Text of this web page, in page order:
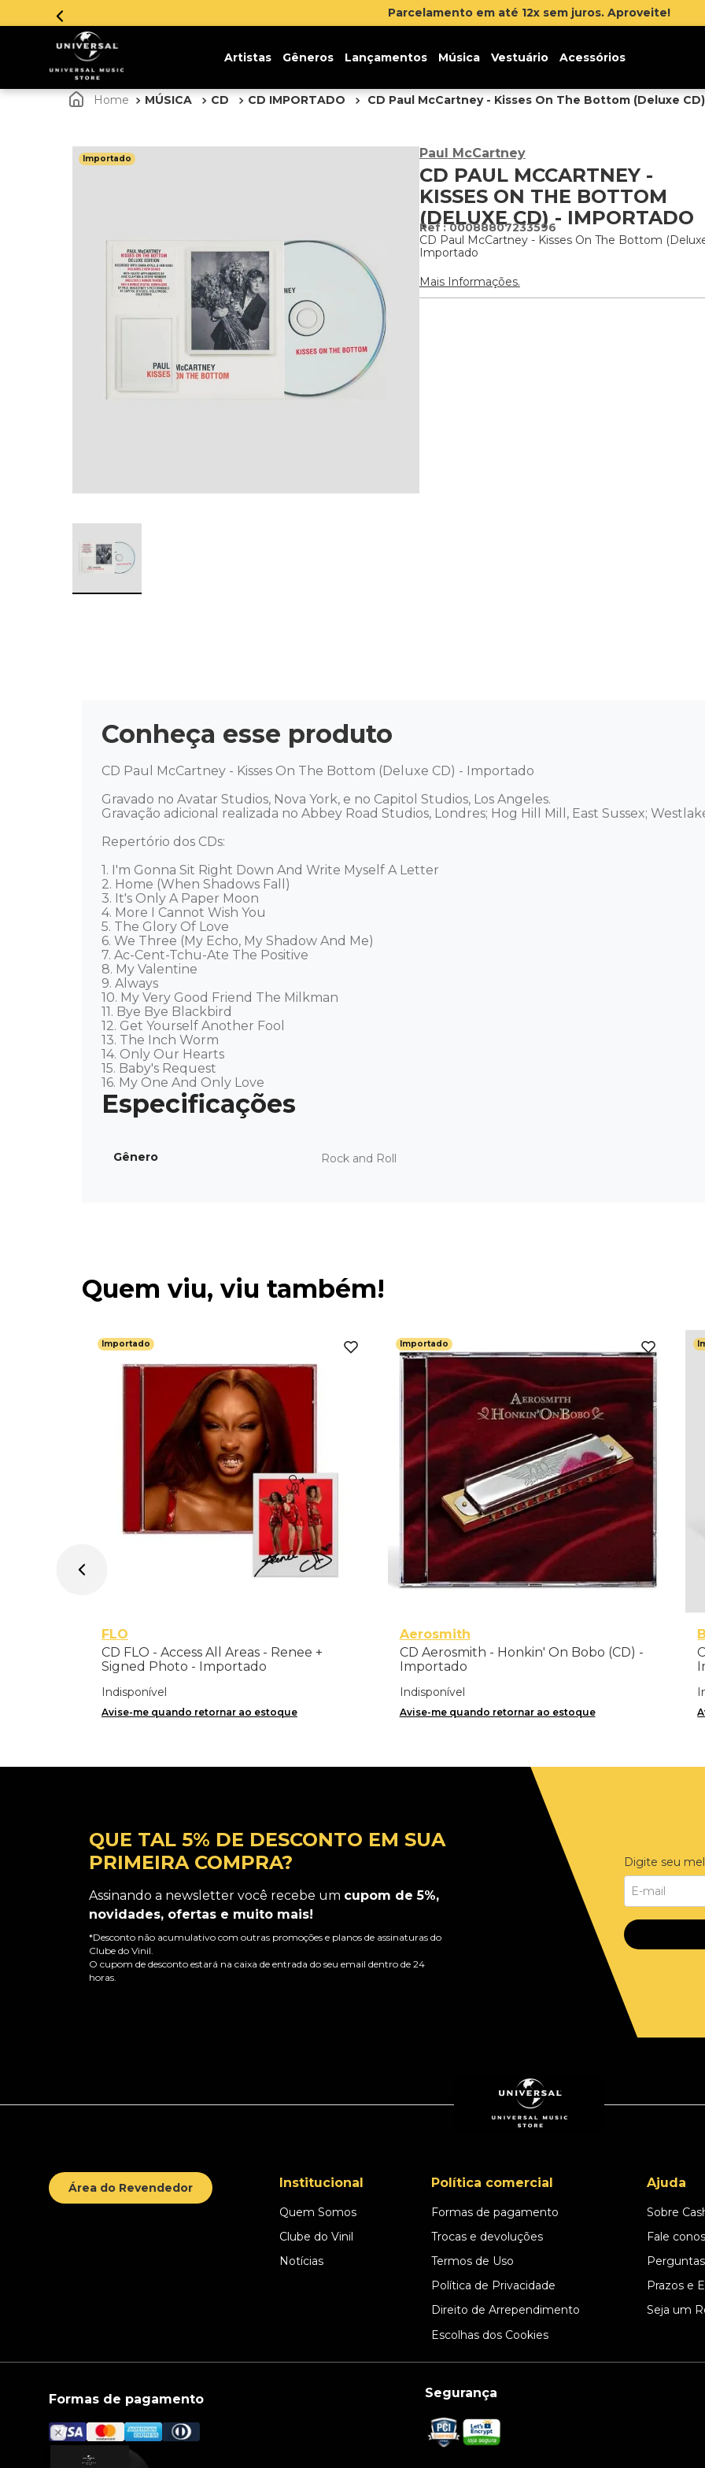
Parcelamento em até 12x sem juros. Aproveite!
Artistas Gêneros Lançamentos Música Vestuário Acessórios
MÚSICA CD CD IMPORTADO CD Paul McCartney - Kisses On The Bottom (Deluxe
Importado Paul McCartney
CD PAUL MCCARTNEY -
KISSES ON THE BOTTOM
(DELUXE CD) - IMPORTADO
:00088807233596
CD Paul McCartney - Kisses On The Bottom
Importado
Mais Informações.
Conheça esse produto
CD Paul McCartney - Kisses On The Bottom (Deluxe CD) - Importado
Gravado no Avatar Studios, Nova York, e no Capitol Studios, Los Angeles.
Gravação adicional realizada no Abbey Road Studios, Londres; Hog Hill Mill, East Sussex;
Repertório dos CDs:
1. I'm Gonna Sit Right Down And Write Myself A Letter
2. Home (When Shadows Fall)
3. It's Only A Paper Moon
4. More I Cannot Wish You
5. The Glory Of Love
6. We Three (My Echo, My Shadow And Me)
7. Ac-Cent-Tchu-Ate The Positive
8. My Valentine
9. Always
10. My Very Good Friend The Milkman
11. Bye Bye Blackbird
12. Get Yourself Another Fool
13. The Inch Worm
14. Only Our Hearts
15. Baby's Request
16. My One And Only Love
Gênero Rock and Roll
Quem viu, viu também!
Importado
FLO
CD FLO - Access All Areas - Renee +
Signed Photo - Importado
Indisponível
Avise-me quando retornar ao estoque
Importado
Aerosmith
CD Aerosmith - Honkin' On Bobo (CD) -
Importado
Indisponível
Avise-me quando retornar ao estoque
QUE TAL 5% DE DESCONTO EM SUA
PRIMEIRA COMPRA?
Assinando a newsletter você recebe um cupom de 5%,
novidades, ofertas e muito mais!
*Desconto não acumulativo com outras promoções e planos de assinaturas do
Clube do Vinil.
O cupom de desconto estará na caixa de entrada do seu email dentro de 24
horas.
Digite seu
Área do Revendedor Institucional
Quem Somos
Clube do Vinil
Notícias
Política comercial
Formas de pagamento
Trocas e devoluções
Termos de Uso
Política de Privacidade
Direito de Arrependimento
Escolhas dos Cookies
Ajuda
Sobre
Fale
Prazos e
Seja um
Formas de pagamento Segurança